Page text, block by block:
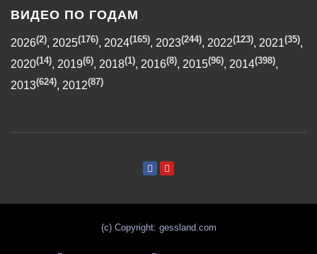
ВИДЕО ПО ГОДАМ
2026(2), 2025(176), 2024(165), 2023(244), 2022(123), 2021(35),
2020(14), 2019(6), 2018(1), 2016(8), 2015(96), 2014(398),
2013(624), 2012(87)
(с) Copyright: gessland.com